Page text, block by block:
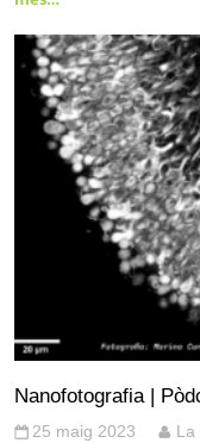
Nanofotografia |
25 maig 2023 La